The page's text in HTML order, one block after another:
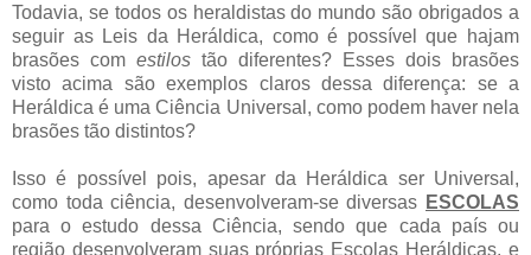
Todavia, se todos os heraldistas do mundo são obrigados a
seguir as Leis da Heráldica, como é possível que hajam
brasões com estilos tão diferentes? Esses dois brasões
visto acima são exemplos claros dessa diferença: se a
Heráldica é uma Ciência Universal, como podem haver nela
brasões tão distintos?
Isso é possível pois, apesar da Heráldica ser Universal,
como toda ciência, desenvolveram-se diversas ESCOLAS
para o estudo dessa Ciência, sendo que cada país ou
região desenvolveram suas próprias Escolas Heráldicas, e